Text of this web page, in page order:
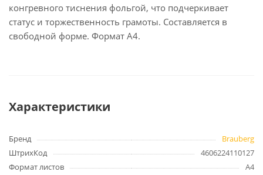
конгревного тиснения фольгой, что подчеркивает
статус и торжественность грамоты. Составляется в
свободной форме. Формат А4.
Характеристики
Бренд
Brauberg
ШтрихКод
4606224110127
Формат листов
А4